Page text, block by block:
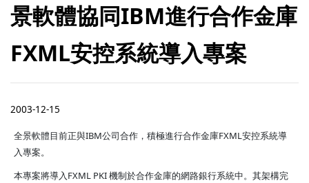
景軟體協同IBM進行合作金庫
FXML安控系統導入專案
2003-12-15
全景軟體目前正與IBM公司合作，積極進行合作金庫FXML安控系統導
入專案。
本專案將導入FXML PKI 機制於合作金庫的網路銀行系統中。其架構完